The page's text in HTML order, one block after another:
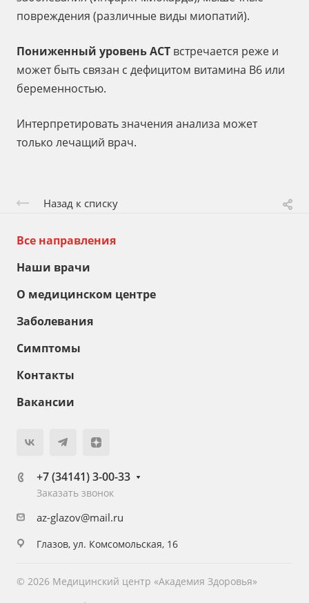
повреждения (различные виды миопатий).
Пониженный уровень АСТ встречается реже и
может быть связан с дефицитом витамина B6 или
беременностью.
Интерпретировать значения анализа может
только лечащий врач.
Назад к списку
Все направления
Наши врачи
О медицинском центре
Заболевания
Симптомы
Контакты
Вакансии
+7 (34141) 3-00-33
Заказать звонок
az-glazov@mail.ru
Глазов, ул. Комсомольская, 16
© 2026 Медицинский центр «Академия Здоровья»